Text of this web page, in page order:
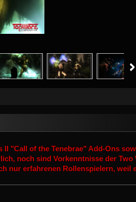
II "Call of the Tenebrae" Add-Ons
noch sind Vorkenntnisse der Two
nur erfahrenen Rollenspielern, weil